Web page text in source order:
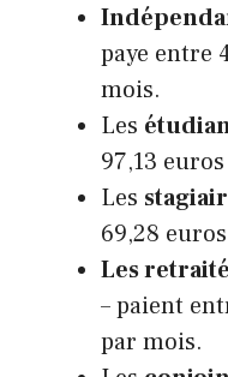
paye entre
mois.
Les
97,13
Les
69,28
Les
– paient
par mois.